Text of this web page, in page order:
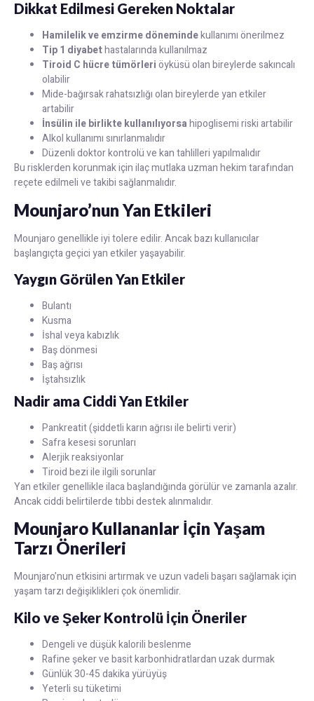
Dikkat Edilmesi Gereken Noktalar
Hamilelik ve emzirme dönemindekullanımı önerilmez
Tip 1 diyabethastalarında kullanılmaz
Tiroid C hücre tümörleriöyküsü olan bireylerde sakıncalı
olabilir
Mide-bağırsak rahatsızlığı olan bireylerde yan etkiler
artabilir
İnsülin ile birlikte kullanılıyorsahipoglisemi riski artabilir
Alkol kullanımı sınırlanmalıdır
Düzenli doktor kontrolü ve kan tahlilleri yapılmalıdır
Bu risklerden korunmak için ilaç mutlaka uzman hekim tarafından
reçete edilmeli ve takibi sağlanmalıdır.
Mounjaro’nun Yan Etkileri
Mounjaro genellikle iyi tolere edilir. Ancak bazı kullanıcılar
başlangıçta geçici yan etkiler yaşayabilir.
Yaygın Görülen Yan Etkiler
Bulantı
Kusma
İshal veya kabızlık
Baş dönmesi
Baş ağrısı
İştahsızlık
Nadir ama Ciddi Yan Etkiler
Pankreatit (şiddetli karın ağrısı ile belirti verir)
Safra kesesi sorunları
Alerjik reaksiyonlar
Tiroid bezi ile ilgili sorunlar
Yan etkiler genellikle ilaca başlandığında görülür ve zamanla azalır.
Ancak ciddi belirtilerde tıbbi destek alınmalıdır.
Mounjaro Kullananlar İçin Yaşam
Tarzı Önerileri
Mounjaro’nun etkisini artırmak ve uzun vadeli başarı sağlamak için
yaşam tarzı değişiklikleri çok önemlidir.
Kilo ve Şeker Kontrolü İçin Öneriler
Dengeli ve düşük kalorili beslenme
Rafine şeker ve basit karbonhidratlardan uzak durmak
Günlük 30-45 dakika yürüyüş
Yeterli su tüketimi